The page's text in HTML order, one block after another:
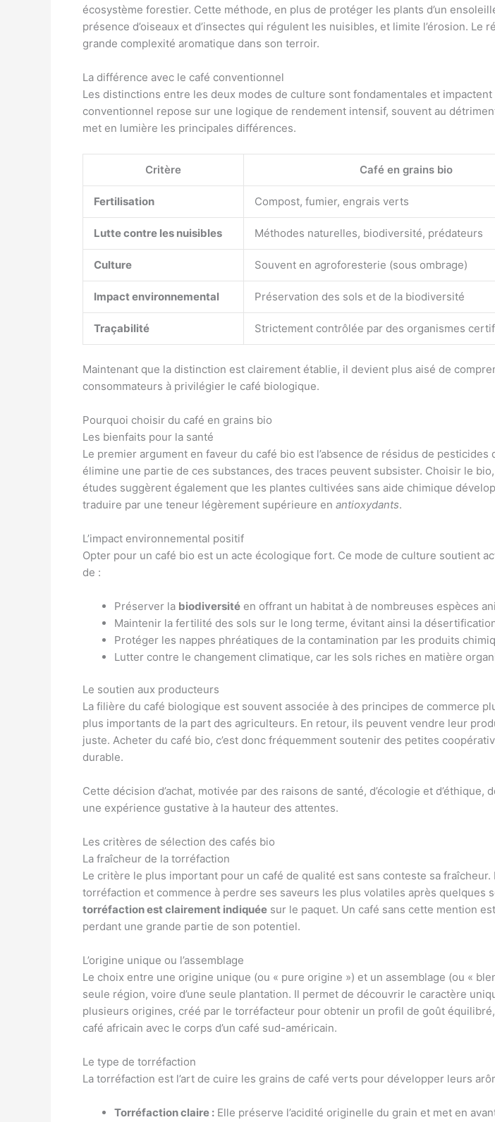
écosystème forestier. Cette méthode, en plus de protéger les plants d’un
présence d’oiseaux et d’insectes qui régulent les nuisibles, et limite l’érosion. Le
grande complexité aromatique dans son terroir.
La différence avec le café conventionnel
Les distinctions entre les deux modes de culture sont fondamentales et
conventionnel repose sur une logique de rendement intensif, souvent au
met en lumière les principales différences.
Critère Café en grains bio
Fertilisation Compost, fumier, engrais verts
Lutte contre les nuisibles Méthodes naturelles, biodiversité, prédateurs
Culture Souvent en agroforesterie (sous ombrage)
Impact environnemental Préservation des sols et de la biodiversité
Traçabilité Strictement contrôlée par des organismes
Maintenant que la distinction est clairement établie, il devient plus aisé de
consommateurs à privilégier le café biologique.
Pourquoi choisir du café en grains bio
Les bienfaits pour la santé
Le premier argument en faveur du café bio est l’absence de résidus de
élimine une partie de ces substances, des traces peuvent subsister. Choisir le
études suggèrent également que les plantes cultivées sans aide chimique
traduire par une teneur légèrement supérieure en antioxydants.
L’impact environnemental positif
Opter pour un café bio est un acte écologique fort. Ce mode de culture soutient
de :
Préserver la biodiversité en offrant un habitat à de nombreuses espèces
Maintenir la fertilité des sols sur le long terme, évitant ainsi la
Protéger les nappes phréatiques de la contamination par les produits
Lutter contre le changement climatique, car les sols riches en matière
Le soutien aux producteurs
La filière du café biologique est souvent associée à des principes de commerce
plus importants de la part des agriculteurs. En retour, ils peuvent vendre leur
juste. Acheter du café bio, c’est donc fréquemment soutenir des petites
durable.
Cette décision d’achat, motivée par des raisons de santé, d’écologie et
une expérience gustative à la hauteur des attentes.
Les critères de sélection des cafés bio
La fraîcheur de la torréfaction
Le critère le plus important pour un café de qualité est sans conteste sa
torréfaction et commence à perdre ses saveurs les plus volatiles après quelques
torréfaction est clairement indiquée sur le paquet. Un café sans cette mention
perdant une grande partie de son potentiel.
L’origine unique ou l’assemblage
Le choix entre une origine unique (ou « pure origine ») et un assemblage (ou «
seule région, voire d’une seule plantation. Il permet de découvrir le caractère
plusieurs origines, créé par le torréfacteur pour obtenir un profil de goût
café africain avec le corps d’un café sud-américain.
Le type de torréfaction
La torréfaction est l’art de cuire les grains de café verts pour développer leurs
Torréfaction claire : Elle préserve l’acidité originelle du grain et met en